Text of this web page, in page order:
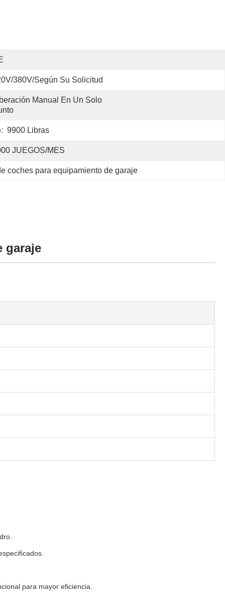
380V/según Su Solicitud
Manual En Un Solo
9900 Libras
JUEGOS/MES
coches para equipamiento de garaje
garaje
para mayor eficiencia.